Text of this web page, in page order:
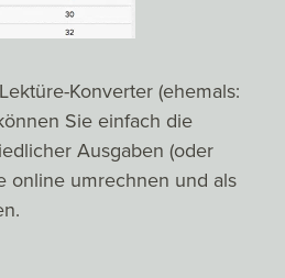
Konverter (ehemals:
Sie einfach die
Ausgaben (oder
online umrechnen und als